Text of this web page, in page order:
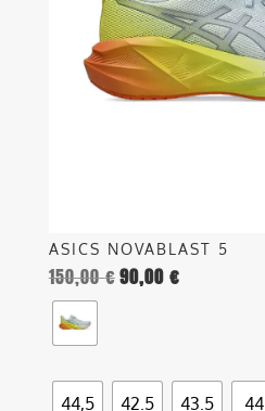
ASICS NOVABLAST 5
150,00€90,00 €
44,5 42.5 43.5 44
opzioni
possono
essere
scelte